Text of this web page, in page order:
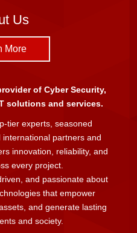
Us
More
of Cyber Security,
solutions and services.
tier experts, seasoned
partners and
innovation, reliability, and
every project.
and passionate about
that empower
and generate lasting
and society.